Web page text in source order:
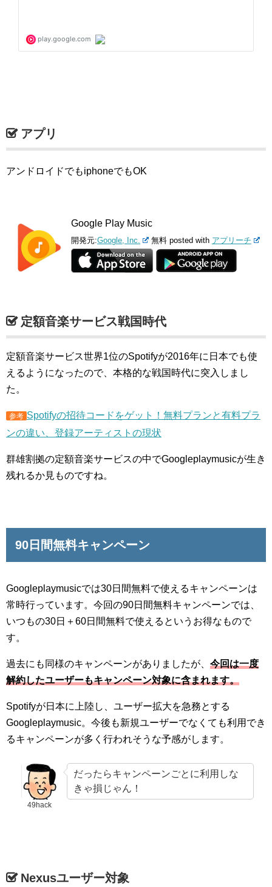
アプリ
アンドロイドでもiphoneでもOK
Google Play Music
開発元:Google, Inc. 無料 posted with アプリーチ
定額音楽サービス戦国時代
定額音楽サービス世界1位のSpotifyが2016年に日本でも使
えるようになったので、本格的な戦国時代に突入しまし
た。
参考 Spotifyの招待コードをゲット！無料プランと有料プラ
ンの違い、登録アーティストの現状
群雄割拠の定額音楽サービスの中でGoogleplaymusicが生き
残れるか見ものですね。
90日間無料キャンペーン
Googleplaymusicでは30日間無料で使えるキャンペーンは
常時行っています。今回の90日間無料キャンペーンでは、
いつもの30日＋60日間無料で使えるというお得なもので
す。
過去にも同様のキャンペーンがありましたが、 今回は一度
解約したユーザーもキャンペーン対象に含まれます。
Spotifyが日本に上陸し、ユーザー拡大を急務とする
Googleplaymusic。今後も新規ユーザーでなくても利用でき
るキャンペーンが多く行われそうな予感がします。
49hack
だったらキャンペーンごとに利用しな
きゃ損じゃん！
Nexusユーザー対象